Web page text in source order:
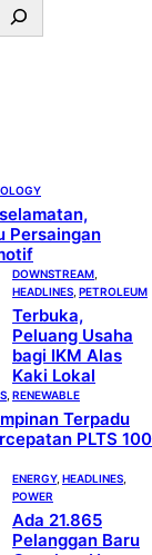
Persaingan
DOWNSTREAM
HEADLINES PETROLEUM
Terbuka,
Peluang Usaha
bagi IKM Alas
Kaki Lokal
RENEWABLE
Terpadu
PLTS 100
ENERGY, HEADLINES
POWER
Ada 21.865
Pelanggan Baru